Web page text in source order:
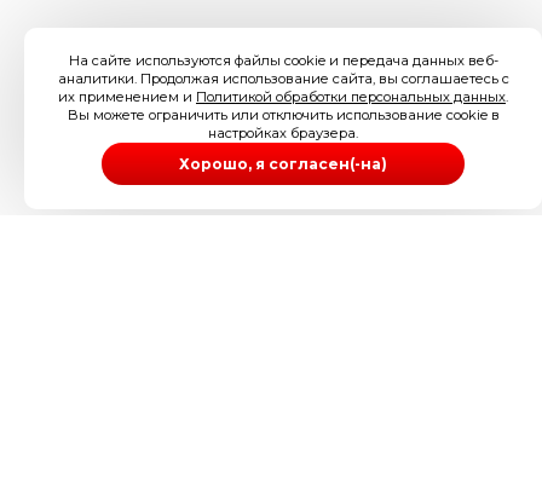
На сайте используются файлы cookie и передача данных веб-
аналитики. Продолжая использование сайта, вы соглашаетесь с
их применением и Политикой обработки персональных данных.
Вы можете ограничить или отключить использование cookie в
настройках браузера.
Хорошо, я согласен(-на)